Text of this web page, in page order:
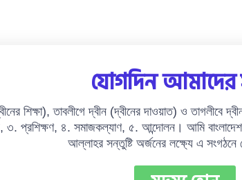
যোগদিন আমাদের
শিক্ষা), তাবলীগে দ্বীন (দ্বীনের দাওয়াত) ও তাগলীবে
প্রশিক্ষণ, ৪. সমাজকল্যাণ, ৫. আন্দোলন। আমি বাংলাদেশ
আল্লাহর সন্তুষ্টি অর্জনের লক্ষ্যে এ সংগঠনে